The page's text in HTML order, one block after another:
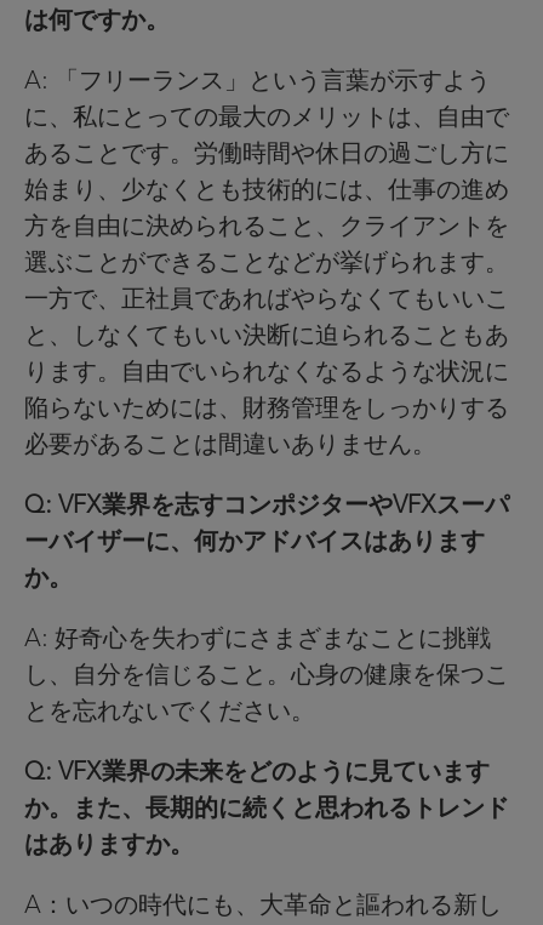
は何ですか。
A: 「フリーランス」という言葉が示すよう
に、私にとっての最大のメリットは、自由で
あることです。労働時間や休日の過ごし方に
始まり、少なくとも技術的には、仕事の進め
方を自由に決められること、クライアントを
選ぶことができることなどが挙げられます。
一方で、正社員であればやらなくてもいいこ
と、しなくてもいい決断に迫られることもあ
ります。自由でいられなくなるような状況に
陥らないためには、財務管理をしっかりする
必要があることは間違いありません。
Q: VFX業界を志すコンポジターやVFXスーパ
ーバイザーに、何かアドバイスはあります
か。
A: 好奇心を失わずにさまざまなことに挑戦
し、自分を信じること。心身の健康を保つこ
とを忘れないでください。
Q: VFX業界の未来をどのように見ています
か。また、長期的に続くと思われるトレンド
はありますか。
A：いつの時代にも、大革命と謳われる新し